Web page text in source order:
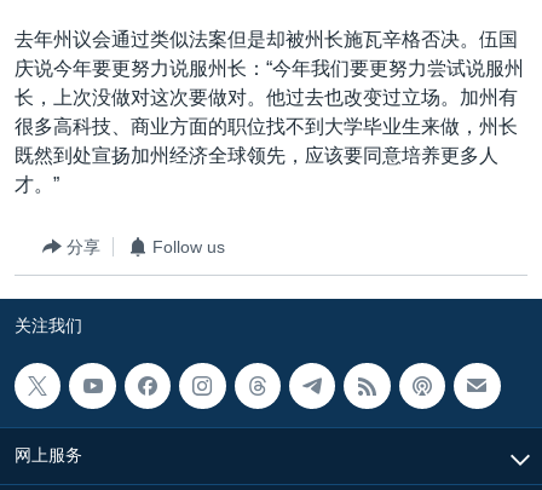
去年州议会通过类似法案但是却被州长施瓦辛格否决。伍国
庆说今年要更努力说服州长：“今年我们要更努力尝试说服州
长，上次没做对这次要做对。他过去也改变过立场。加州有
很多高科技、商业方面的职位找不到大学毕业生来做，州长
既然到处宣扬加州经济全球领先，应该要同意培养更多人
才。”
分享 Follow us
关注我们
网上服务